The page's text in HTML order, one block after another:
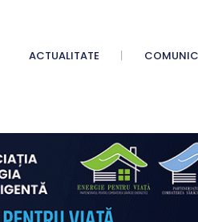
ACTUALITATE